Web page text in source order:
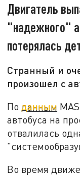
Двигатель
"надежного"
потерялась
Странный и
произошел с
По данным
автобуса на
отвалилась
Во время